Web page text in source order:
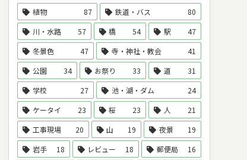
植物 87 鉄道・バス
80
川・水路
57 橋 54 駅
47
冬景色
47 寺・神社・教会
41
公園
34 お祭り 33 道
31
学校
27 池・湖・ダム
24
ケータイ
23 桜 23 人
21
工事現場
20 山 19 夜景
19
岩手
18 レビュー 18 郵便局
16